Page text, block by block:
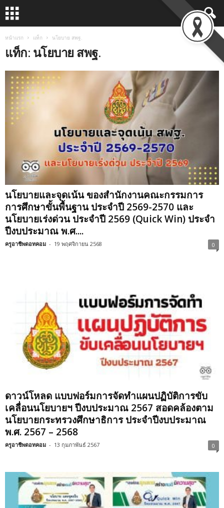
หน้าแรก แท็ก นโยบาย สพฐ.
แท็ก: นโยบาย สพฐ.
นโยบายและจุดเน้น ของสำนักงานคณะกรรมการ
การศึกษาขั้นพื้นฐาน ประจำปี 2569-2570 และ
นโยบายเร่งด่วน ประจำปี 2569 (Quick Win) ประจำ
ปีงบประมาณ พ.ศ....
ครูอาชีพดอทคอม - 19 พฤศจิกายน 2568 0
ดาวน์โหลด แบบฟอร์มการจัดทำแผนปฏิบัติการขับ
เคลื่อนนโยบายฯ ปีงบประมาณ 2567 สอดคล้องตาม
นโยบายกระทรวงศึกษาธิการ ประจำปีงบประมาณ
พ.ศ. 2567 – 2568
ครูอาชีพดอทคอม - 13 กุมภาพันธ์ 2567 0